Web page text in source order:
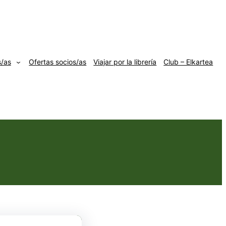
as Ofertas socios/as Viajar por la librería Club – Elkartea